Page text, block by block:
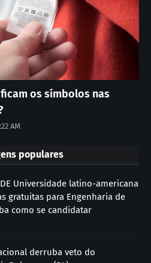
os símbolos nas
AM
populares
Universidade latino-americana
gratuitas para Engenharia de
como se candidatar
derruba veto do